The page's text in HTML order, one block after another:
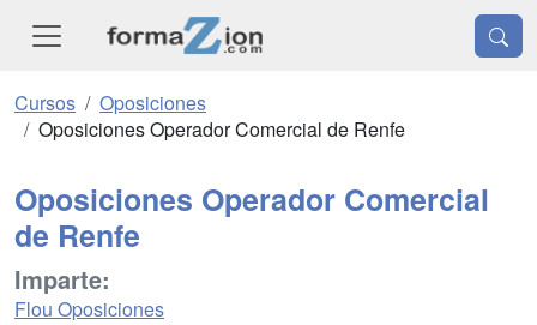
Cursos
Oposiciones
Oposiciones Operador Comercial de Renfe
Oposiciones Operador Comercial
de Renfe
Imparte:
Flou Oposiciones